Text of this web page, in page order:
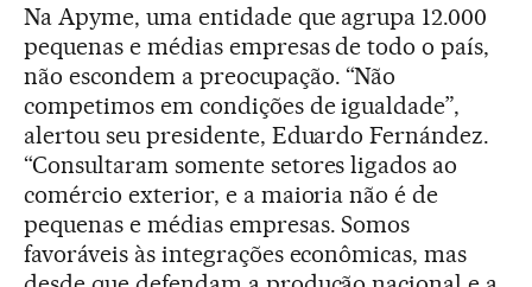
Na Apyme, uma entidade que agrupa 12.000
pequenas e médias empresas de todo o país,
não escondem a preocupação. “Não
competimos em condições de igualdade”,
alertou seu presidente, Eduardo Fernández.
“Consultaram somente setores ligados ao
comércio exterior, e a maioria não é de
pequenas e médias empresas. Somos
favoráveis às integrações econômicas, mas